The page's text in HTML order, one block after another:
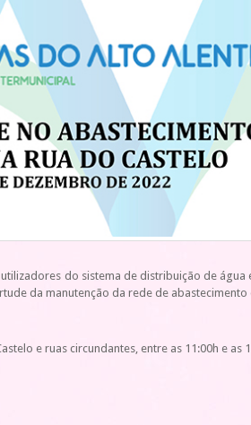
do sistema de distribuição de
da manutenção da rede de
e ruas circundantes, entre as 11:00h e